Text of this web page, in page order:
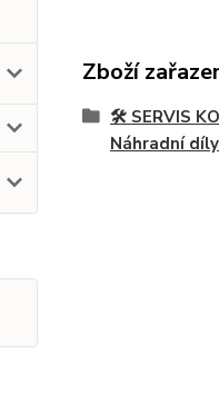
Zboží
🛠️ SERVIS
Náhradní díly